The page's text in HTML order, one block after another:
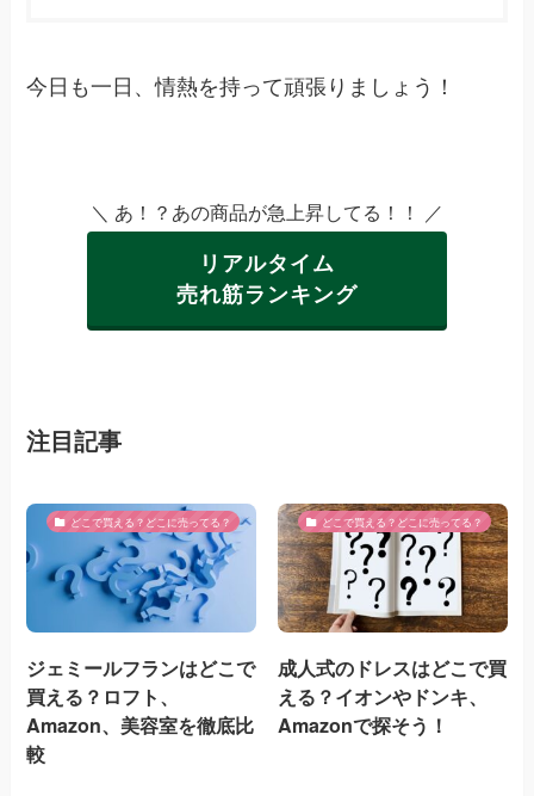
今日も一日、情熱を持って頑張りましょう！
＼ あ！？あの商品が急上昇してる！！ ／
リアルタイム
売れ筋ランキング
注目記事
どこで買える？どこに売ってる？
ジェミールフランはどこで
買える？ロフト、
Amazon、美容室を徹底比
較
どこで買える？どこに売ってる？
成人式のドレスはどこで買
える？イオンやドンキ、
Amazonで探そう！